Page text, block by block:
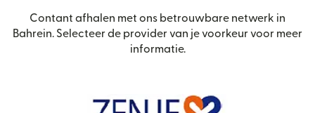
Contant afhalen met ons betrouwbare netwerk in
Bahrein. Selecteer de provider van je voorkeur voor meer
informatie.